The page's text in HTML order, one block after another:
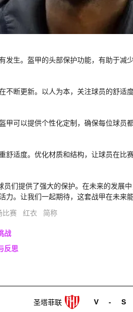
发生。盔甲的头部保护功能，有助于减
不断更新。以人为本，关注球员的舒适
可以提供个性化定制，确保每位球员
适度。优化材质和结构，让球员在比
员们提供了强大的保护。在未来的发展
。让我们一起期待，这套战甲在未来
比赛 红衣 简称
战
反思
圣塔菲联 V - S